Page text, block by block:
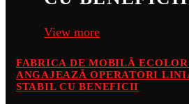
View more
FABRICA DE MOBILĂ
ANGAJEAZĂ OPERATORI
STABIL CU BENEFICII